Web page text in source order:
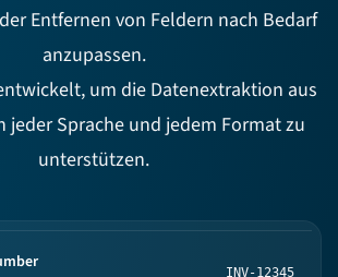
Entfernen von Feldern nach Bedarf
anzupassen.
um die Datenextraktion aus
jeder Sprache und jedem Format zu
unterstützen.
INV-12345